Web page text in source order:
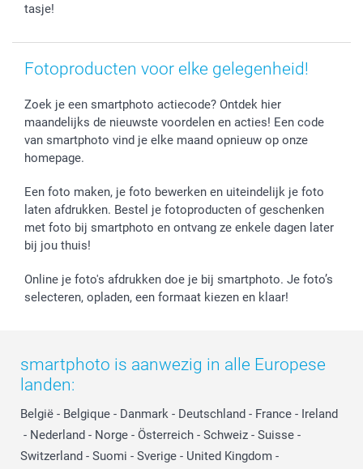
tasje!
Fotoproducten voor elke gelegenheid!
Zoek je een smartphoto actiecode? Ontdek hier
maandelijks de nieuwste voordelen en acties! Een code
van smartphoto vind je elke maand opnieuw op onze
homepage.
Een foto maken, je foto bewerken en uiteindelijk je foto
laten afdrukken. Bestel je fotoproducten of geschenken
met foto bij smartphoto en ontvang ze enkele dagen later
bij jou thuis!
Online je foto's afdrukken doe je bij smartphoto. Je foto’s
selecteren, opladen, een formaat kiezen en klaar!
smartphoto is aanwezig in alle Europese
landen:
België - Belgique - Danmark - Deutschland - France - Ireland
- Nederland - Norge - Österreich - Schweiz - Suisse -
Switzerland - Suomi - Sverige - United Kingdom -